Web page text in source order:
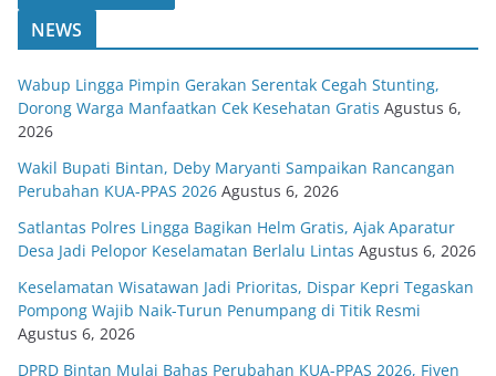
NEWS
Wabup Lingga Pimpin Gerakan Serentak Cegah Stunting,
Dorong Warga Manfaatkan Cek Kesehatan Gratis Agustus 6,
2026
Wakil Bupati Bintan, Deby Maryanti Sampaikan Rancangan
Perubahan KUA-PPAS 2026 Agustus 6, 2026
Satlantas Polres Lingga Bagikan Helm Gratis, Ajak Aparatur
Desa Jadi Pelopor Keselamatan Berlalu Lintas Agustus 6, 2026
Keselamatan Wisatawan Jadi Prioritas, Dispar Kepri Tegaskan
Pompong Wajib Naik-Turun Penumpang di Titik Resmi
Agustus 6, 2026
DPRD Bintan Mulai Bahas Perubahan KUA-PPAS 2026, Fiven